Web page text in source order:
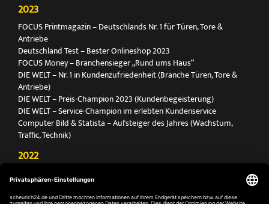
2023
FOCUS Printmagazin – Deutschlands Nr. 1 für Türen, Tore &
Antriebe
Deutschland Test – Bester Onlineshop 2023
FOCUS Money – Branchensieger „Rund ums Haus“
DIE WELT – Nr. 1 in Kundenzufriedenheit (Branche Türen, Tore &
Antriebe)
DIE WELT – Preis-Champion 2023 (Kundenbegeisterung)
DIE WELT – Service-Champion im erlebten Kundenservice
Computer Bild & Statista – Aufsteiger des Jahres (Wachstum,
Traffic, Technik)
2022
Antriebe
Deutschland Test – Bester Onlineshop 2022